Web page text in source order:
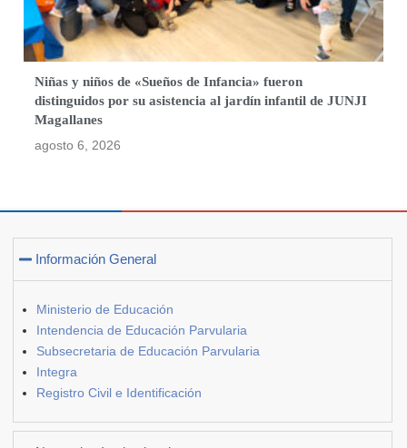
Niñas y niños de «Sueños de Infancia» fueron
distinguidos por su asistencia al jardín infantil de JUNJI
Magallanes
agosto 6, 2026
Información General
Ministerio de Educación
Intendencia de Educación Parvularia
Subsecretaria de Educación Parvularia
Integra
Registro Civil e Identificación